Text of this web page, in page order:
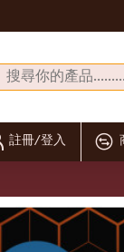
註冊/登入